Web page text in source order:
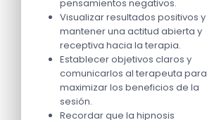
pensamientos negativos.
Visualizar resultados positivos y
mantener una actitud abierta y
receptiva hacia la terapia.
Establecer objetivos claros y
comunicarlos al terapeuta para
maximizar los beneficios de la
sesión.
Recordar que la hipnosis